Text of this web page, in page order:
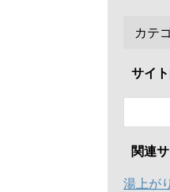
サイ
関連
湯上が